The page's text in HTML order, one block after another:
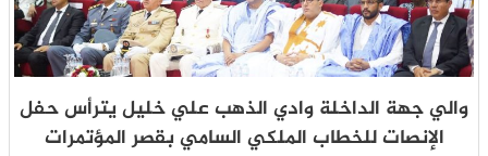
والي جهة الداخلة وادي الذهب علي خليل يترأس حفل
الإنصات للخطاب الملكي السامي بقصر المؤتمرات